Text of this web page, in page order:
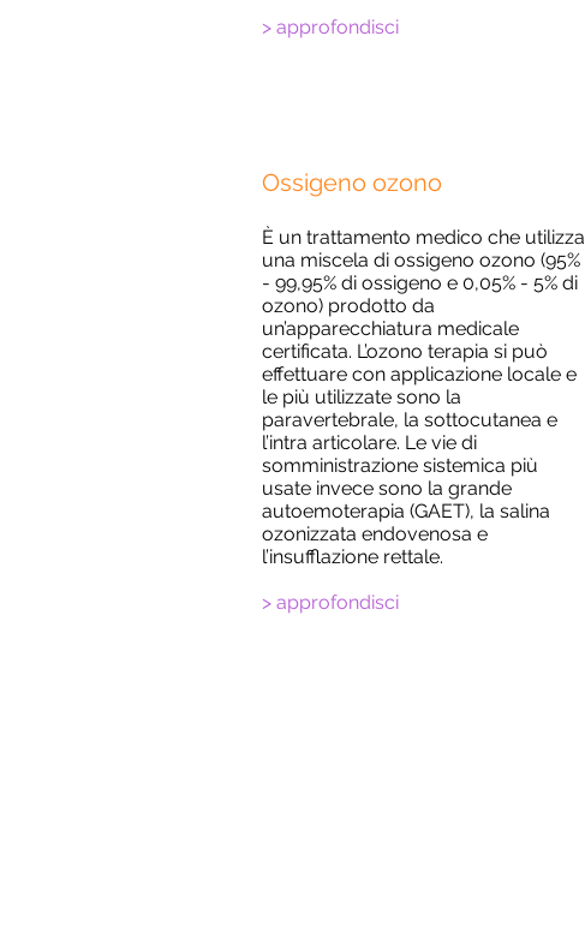
> approfondisci
Ossigeno ozono
È un trattamento medico che utilizza
una miscela di ossigeno ozono (95%
- 99,95% di ossigeno e 0,05% - 5% di
ozono) prodotto da
un’apparecchiatura medicale
certificata. L’ozono terapia si può
effettuare con applicazione locale e
le più utilizzate sono la
paravertebrale, la sottocutanea e
l’intra articolare. Le vie di
somministrazione sistemica più
usate invece sono la grande
autoemoterapia (GAET), la salina
ozonizzata endovenosa e
l’insufflazione rettale.
> approfondisci